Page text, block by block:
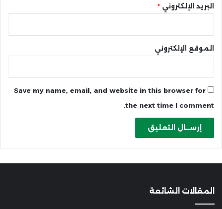
البريد الإلكتروني *
الموقع الإلكتروني
Save my name, email, and website in this browser for
the next time I comment.
المقالات الشائعة